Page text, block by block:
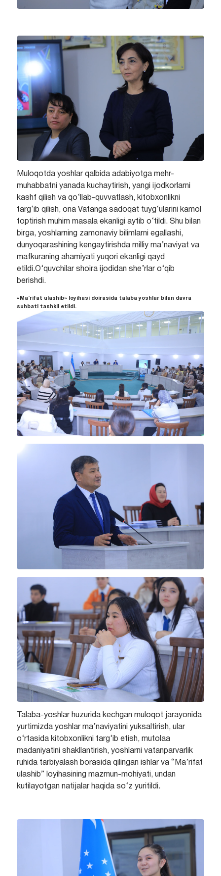
Muloqotda yoshlar qalbida adabiyotga mehr-
muhabbatni yanada kuchaytirish, yangi ijodkorlarni
kashf qilish va qo‘llab-quvvatlash, kitobxonlikni
targ‘ib qilish, ona Vatanga sadoqat tuyg‘ularini kamol
toptirish muhim masala ekanligi aytib o‘tildi. Shu bilan
birga, yoshlarning zamonaviy bilimlarni egallashi,
dunyoqarashining kengaytirishda milliy ma’naviyat va
mafkuraning ahamiyati yuqori ekanligi qayd
etildi.O‘quvchilar shoira ijodidan she’rlar o‘qib
berishdi.
«Ma’rifat ulashib» loyihasi doirasida talaba yoshlar bilan davra
suhbati tashkil etildi.
Talaba-yoshlar huzurida kechgan muloqot jarayonida
yurtimizda yoshlar ma’naviyatini yuksaltirish, ular
o‘rtasida kitobxonlikni targ‘ib etish, mutolaa
madaniyatini shakllantirish, yoshlarni vatanparvarlik
ruhida tarbiyalash borasida qilingan ishlar va “Ma’rifat
ulashib” loyihasining mazmun-mohiyati, undan
kutilayotgan natijalar haqida so‘z yuritildi.